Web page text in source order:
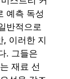
예측 독성
반적으로
, 이러한 지
. 그들은
재료 선